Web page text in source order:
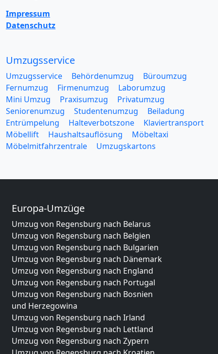
Impressum
Datenschutz
Umzugsservice
Umzugsservice Behördenumzug
Büroumzug
Fernumzug
Firmenumzug
Laborumzug
Mini Umzug
Praxisumzug
Privatumzug
Seniorenumzug
Studentenumzug
Beiladung
Entrümpelung
Halteverbotszone
Klaviertransport
Möbellift
Haushaltsauflösung
Möbeltaxi
Möbelmitfahrzentrale
Umzugskartons
Europa-Umzüge
Umzug von Regensburg nach Belarus
Umzug von Regensburg nach Belgien
Umzug von Regensburg nach Bulgarien
Umzug von Regensburg nach Dänemark
Umzug von Regensburg nach England
Umzug von Regensburg nach Portugal
Umzug von Regensburg nach Bosnien
und Herzegowina
Umzug von Regensburg nach Irland
Umzug von Regensburg nach Lettland
Umzug von Regensburg nach Zypern